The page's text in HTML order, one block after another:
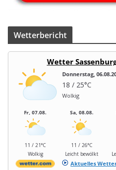
Wet­ter­be­richt
Wetter
Donnerstag,
18 / 25°C
Wolkig
Fr, 07.08.
11 / 21°C
Wolkig
Sa, 08.08.
11 / 26°C
Leicht bewölkt
Aktuelles